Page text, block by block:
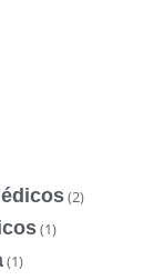
(2)
(1)
(1)